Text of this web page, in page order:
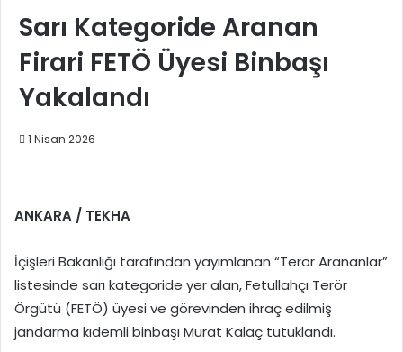
Sarı Kategoride Aranan
Firari FETÖ Üyesi Binbaşı
Yakalandı
1 Nisan 2026
ANKARA / TEKHA
İçişleri Bakanlığı tarafından yayımlanan “Terör Arananlar”
listesinde sarı kategoride yer alan, Fetullahçı Terör
Örgütü (FETÖ) üyesi ve görevinden ihraç edilmiş
jandarma kıdemli binbaşı Murat Kalaç tutuklandı.